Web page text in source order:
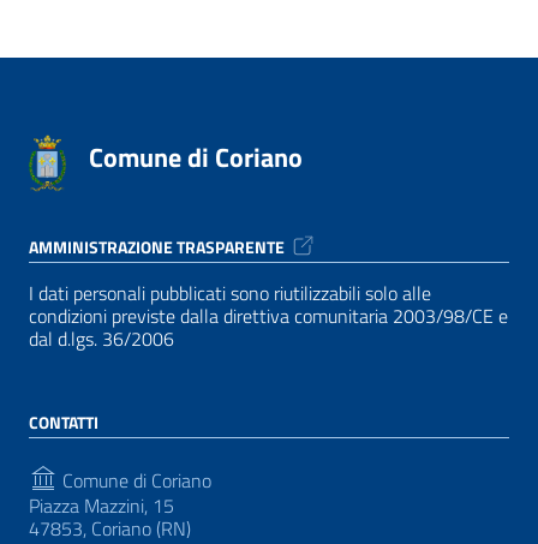
Comune di Coriano
AMMINISTRAZIONE TRASPARENTE
I dati personali pubblicati sono riutilizzabili solo alle
condizioni previste dalla direttiva comunitaria 2003/98/CE e
dal d.lgs. 36/2006
CONTATTI
Comune di Coriano
Piazza Mazzini, 15
47853, Coriano (RN)